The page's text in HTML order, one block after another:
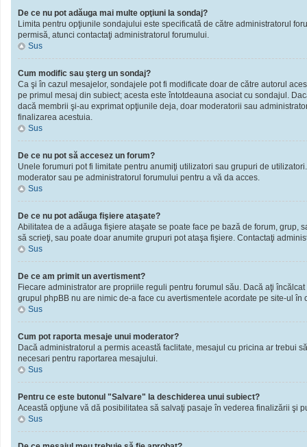
De ce nu pot adăuga mai multe opţiuni la sondaj?
Limita pentru opţiunile sondajului este specificată de către administratorul
permisă, atunci contactaţi administratorul forumului.
Sus
Cum modific sau şterg un sondaj?
Ca şi în cazul mesajelor, sondajele pot fi modificate doar de către autorul
pe primul mesaj din subiect; acesta este întotdeauna asociat cu sondajul.
dacă membrii şi-au exprimat opţiunile deja, doar moderatorii sau
finalizarea acestuia.
Sus
De ce nu pot să accesez un forum?
Unele forumuri pot fi limitate pentru anumiţi utilizatori sau grupuri de
moderator sau pe administratorul forumului pentru a vă da acces.
Sus
De ce nu pot adăuga fişiere ataşate?
Abilitatea de a adăuga fişiere ataşate se poate face pe bază de forum, grup,
să scrieţi, sau poate doar anumite grupuri pot ataşa fişiere. Contactaţi
Sus
De ce am primit un avertisment?
Fiecare administrator are propriile reguli pentru forumul său. Dacă aţi
grupul phpBB nu are nimic de-a face cu avertismentele acordate pe site-ul
Sus
Cum pot raporta mesaje unui moderator?
Dacă administratorul a permis această faclitate, mesajul cu pricina ar trebui
necesari pentru raportarea mesajului.
Sus
Pentru ce este butonul "Salvare" la deschiderea unui subiect?
Această opţiune vă dă posibilitatea să salvaţi pasaje în vederea finalizării şi
Sus